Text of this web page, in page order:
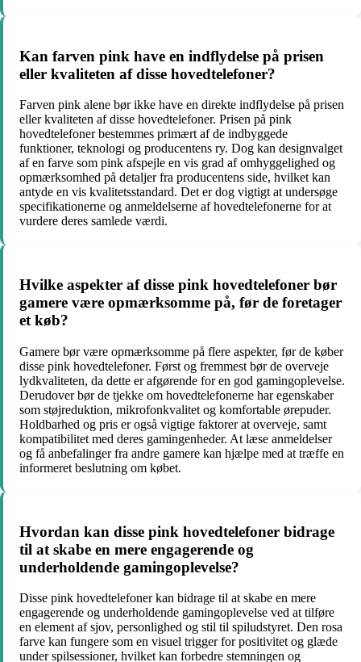
Kan farven pink have en indflydelse på prisen
eller kvaliteten af disse hovedtelefoner?
Farven pink alene bør ikke have en direkte indflydelse på prisen
eller kvaliteten af disse hovedtelefoner. Prisen på pink
hovedtelefoner bestemmes primært af de indbyggede
funktioner, teknologi og producentens ry. Dog kan designvalget
af en farve som pink afspejle en vis grad af omhyggelighed og
opmærksomhed på detaljer fra producentens side, hvilket kan
antyde en vis kvalitetsstandard. Det er dog vigtigt at undersøge
specifikationerne og anmeldelserne af hovedtelefonerne for at
vurdere deres samlede værdi.
Hvilke aspekter af disse pink hovedtelefoner bør
gamere være opmærksomme på, før de foretager
et køb?
Gamere bør være opmærksomme på flere aspekter, før de køber
disse pink hovedtelefoner. Først og fremmest bør de overveje
lydkvaliteten, da dette er afgørende for en god gamingoplevelse.
Derudover bør de tjekke om hovedtelefonerne har egenskaber
som støjreduktion, mikrofonkvalitet og komfortable ørepuder.
Holdbarhed og pris er også vigtige faktorer at overveje, samt
kompatibilitet med deres gamingenheder. At læse anmeldelser
og få anbefalinger fra andre gamere kan hjælpe med at træffe en
informeret beslutning om købet.
Hvordan kan disse pink hovedtelefoner bidrage
til at skabe en mere engagerende og
underholdende gamingoplevelse?
Disse pink hovedtelefoner kan bidrage til at skabe en mere
engagerende og underholdende gamingoplevelse ved at tilføre
en element af sjov, personlighed og stil til spiludstyret. Den rosa
farve kan fungere som en visuel trigger for positivitet og glæde
under spilsessioner, hvilket kan forbedre stemningen og